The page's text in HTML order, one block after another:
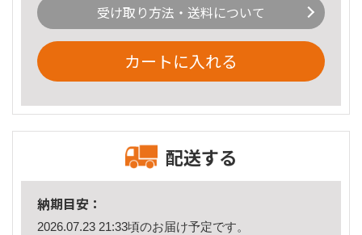
受け取り方法・送料について
カートに入れる
配送する
納期目安：
2026.07.23 21:33頃のお届け予定です。